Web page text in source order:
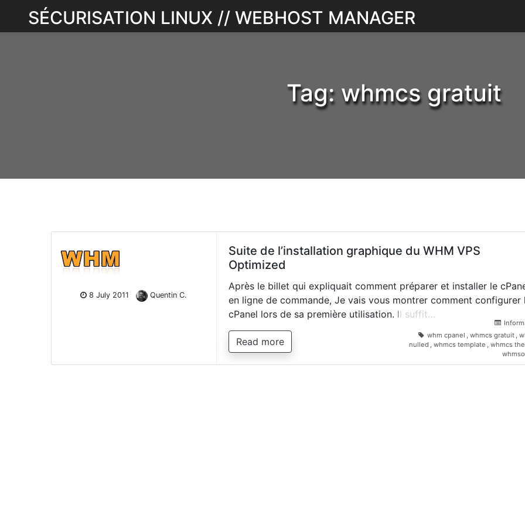
content
SÉCURISATION LINUX // WEBHOST MANAGER
Tag: whmcs gratuit
8 July 2011 Quentin C.
Suite de l’installation graphique du WHM VPS
Optimized
Après le billet qui expliquait comment préparer et installer le
en ligne de commande, Je vais vous montrer comment configurer
cPanel lors de sa première utilisation. Il suffit…
Read more
whm cpanel , whmcs gratuit ,
nulled , whmcs template , whmcs